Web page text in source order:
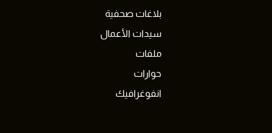
بلاغات صحفية
سيدات الأعمال
ملفات
حوارات
انفوغرافيك